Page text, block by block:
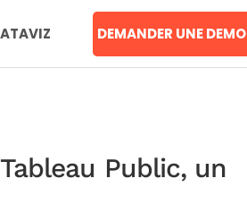
DEMANDER UNE DEMO
Public, un